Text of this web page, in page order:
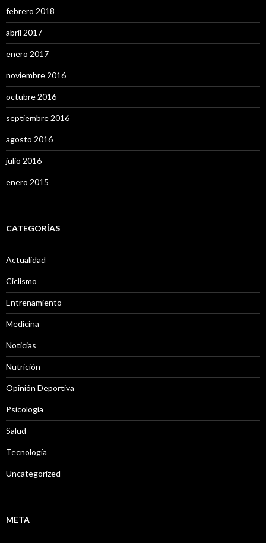
febrero 2018
abril 2017
enero 2017
noviembre 2016
octubre 2016
septiembre 2016
agosto 2016
julio 2016
enero 2015
CATEGORÍAS
Actualidad
Ciclismo
Entrenamiento
Medicina
Noticias
Nutrición
Opinión Deportiva
Psicología
Salud
Tecnología
Uncategorized
META